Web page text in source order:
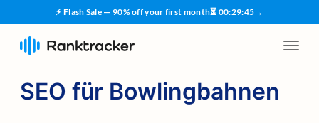
⚡ Flash Sale — 90% off your first month⏳ 00:29:45→
SEO für Bowlingbahnen